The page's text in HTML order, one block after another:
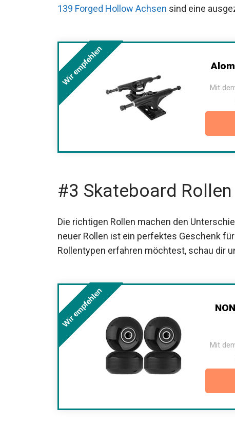
Independent 139 Forged Hollow Achsen
Wir empfehlen
Mit
Die richtigen Rollen machen den
neuer Rollen ist ein perfektes Geschenk
Wir empfehlen
Mit